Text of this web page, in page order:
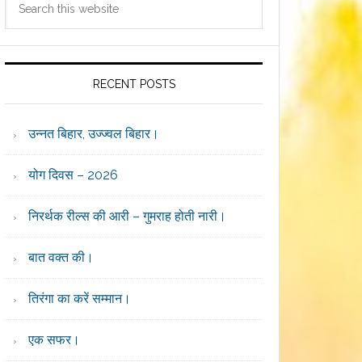
Sidebar
RECENT POSTS
उन्नत बिहार, उज्ज्वल बिहार।
योग दिवस – 2026
निरर्थक रील्स की आरी – गुमराह होती नारी।
बात वक्त की।
तिरंगा का करें सम्मान।
एक सफर।